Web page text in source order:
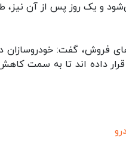
و یک روز پس از آن نیز،
فروش، گفت: خودروسازان
قرار داده اند تا به سمت